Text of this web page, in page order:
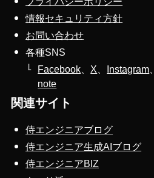
情報セキュリティ方針
お問い合わせ
各種SNS
Facebook
X Instagram
note
関連サイト
侍エンジニアブログ
侍エンジニア生成AIブログ
侍エンジニアBIZ